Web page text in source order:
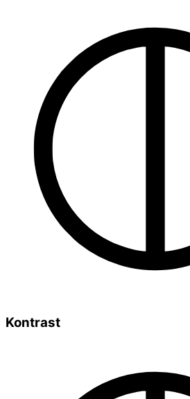
Kontrast